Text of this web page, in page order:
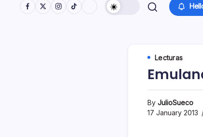
Lecturas
By JulioSueco
17 January 2013